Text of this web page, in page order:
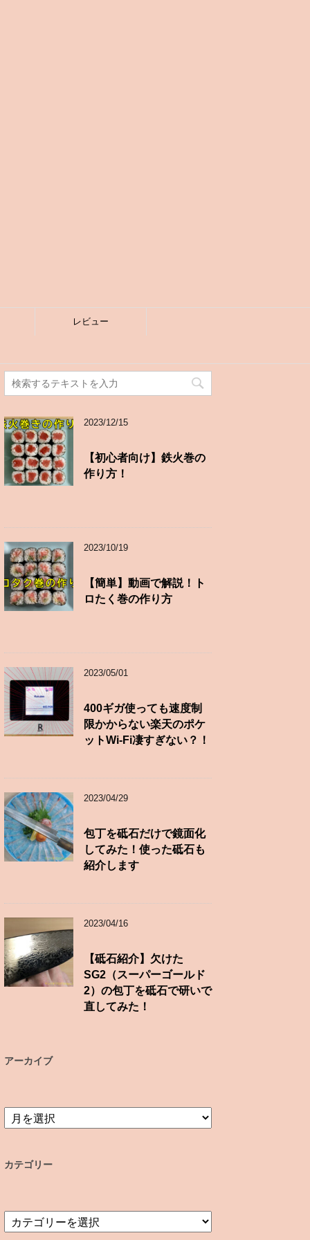
レビュー
2023/12/15
【初心者向け】鉄火巻の
作り方！
2023/10/19
【簡単】動画で解説！ト
ロたく巻の作り方
2023/05/01
400ギガ使っても速度制
限かからない楽天のポケ
ットWi-Fi凄すぎない？！
2023/04/29
包丁を砥石だけで鏡面化
してみた！使った砥石も
紹介します
2023/04/16
【砥石紹介】欠けた
SG2（スーパーゴールド
2）の包丁を砥石で研いで
直してみた！
アーカイブ
ア
ー
ブ
カテゴリー
テ